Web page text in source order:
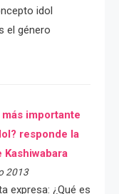
idol
el género
más importante
responde la
Kashiwabara
2013
expresa: ¿Qué es